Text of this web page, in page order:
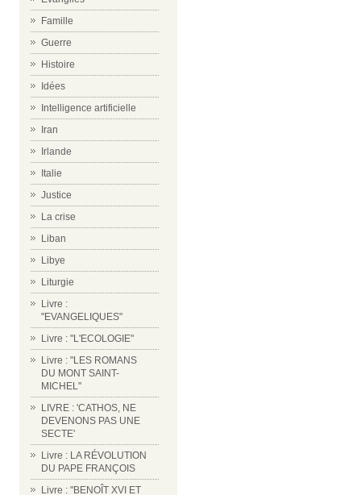
Famille
Guerre
Histoire
Idées
Intelligence artificielle
Iran
Irlande
Italie
Justice
La crise
Liban
Libye
Liturgie
Livre :
"EVANGELIQUES"
Livre : "L'ECOLOGIE"
Livre : "LES ROMANS
DU MONT SAINT-
MICHEL"
LIVRE : 'CATHOS, NE
DEVENONS PAS UNE
SECTE'
Livre : LA RÉVOLUTION
DU PAPE FRANÇOIS
Livre : "BENOÎT XVI ET